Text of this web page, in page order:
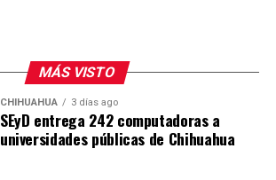
MÁS VISTO
CHIHUAHUA 3 días ago
SEyD entrega 242 computadoras a
universidades públicas de Chihuahua